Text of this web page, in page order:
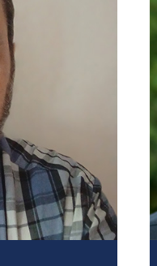
2) en
de